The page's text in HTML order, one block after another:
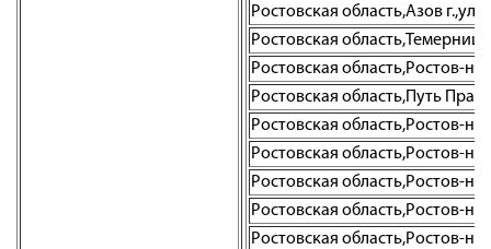
Ростовская область,Азов г.,ул.
Ростовская
Ростовская область,Ростов-
Ростовская область,Путь
Ростовская область,Ростов-
Ростовская область,Ростов-
Ростовская область,Ростов-
Ростовская область,Ростов-
Ростовская область,Ростов-